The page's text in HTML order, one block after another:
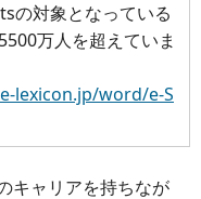
の対象となっている
万人を超えていま
lexicon.jp/word/e-S
キャリアを持ちなが